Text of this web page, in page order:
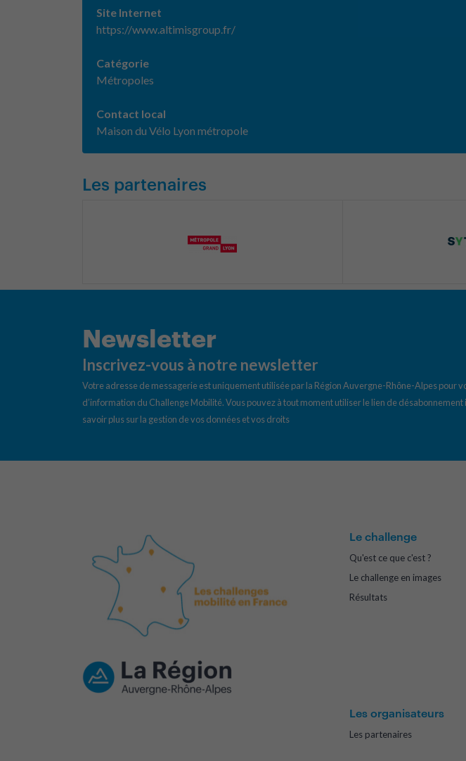
Site Internet
https://www.altimisgroup.fr/
Catégorie
Métropoles
Contact local
Maison du Vélo Lyon métropole
Les partenaires
Newsletter
Inscrivez-vous à notre newsletter
Votre adresse de messagerie est uniquement utilisée par la Région Auvergne-Rhône-Alpes pour
d’information du Challenge Mobilité. Vous pouvez à tout moment utiliser le lien de
savoir plus sur la gestion de vos données et vos droits
Le challenge
Qu'est ce que c'est ?
Le challenge en images
Résultats
Les organisateurs
Les partenaires